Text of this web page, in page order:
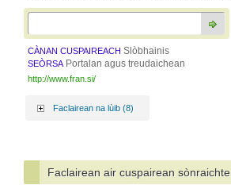
CÀNAN CUSPAIREACH Slòbhainis
SEÒRSA Portalan agus treudaichean
http://www.fran.si/
Faclairean na lùib (8)
Faclairean air cuspairean sònraichte